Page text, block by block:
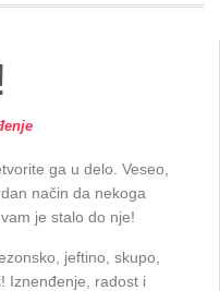
ga u delo. Veseo,
način da nekoga
je stalo do nje!
jeftino, skupo,
Iznenđenje, radost i